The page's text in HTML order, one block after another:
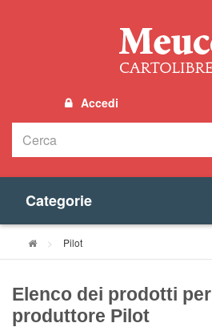
Accedi
Categorie
> Pilot
Elenco dei prodotti per
produttore Pilot